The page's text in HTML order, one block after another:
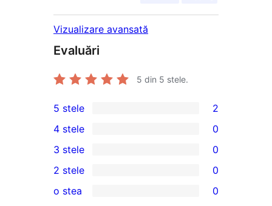
Vizualizare avansată
Evaluări
5 din 5 stele.
2
5
–
recenzii
(stele)
5 stele 2
4
–
recenzii
4 stele 0
0
3
–
3 stele 0
2
2 stele 0
0
o stea 0